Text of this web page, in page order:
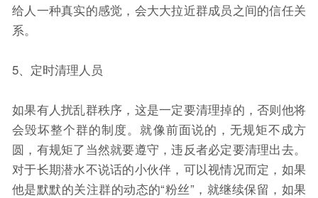
给人一种真实的感觉，会大大拉近群成员之间的信任关
系。
5、定时清理人员
如果有人扰乱群秩序，这是一定要清理掉的，否则他将
会毁坏整个群的制度。就像前面说的，无规矩不成方
圆，有规矩了当然就要遵守，违反者必定要清理出去。
对于长期潜水不说话的小伙伴，可以视情况而定，如果
他是默默的关注群的动态的“粉丝”，就继续保留，如果